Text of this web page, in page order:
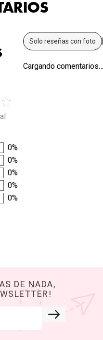
0%
0%
0%
0%
0%
Solo reseñas con foto
Cargando
DE NADA,